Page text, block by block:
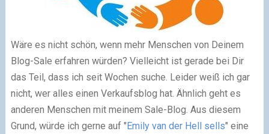
Wäre es nicht schön, wenn mehr Menschen von Deinem
Blog-Sale erfahren würden? Vielleicht ist gerade bei Dir
das Teil, dass ich seit Wochen suche. Leider weiß ich gar
nicht, wer alles einen Verkaufsblog hat. Ähnlich geht es
anderen Menschen mit meinem Sale-Blog. Aus diesem
Grund, würde ich gerne auf "Emily van der Hell sells" eine